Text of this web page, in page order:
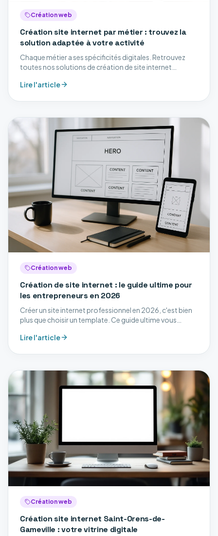
Création web
Création site internet par métier : trouvez la
solution adaptée à votre activité
Chaque métier a ses spécificités digitales. Retrouvez
toutes nos solutions de création de site internet
Lire l'article
Création web
Création de site internet : le guide ultime pour
les entrepreneurs en 2026
Créer un site internet professionnel en 2026, c'est bien
plus que choisir un template. Ce guide ultime vous
développement, SEO et mise en ligne.
Lire l'article
Création web
Création site internet Saint-Orens-de-
Gameville : votre vitrine digitale